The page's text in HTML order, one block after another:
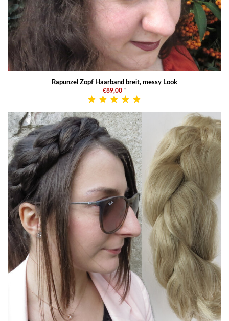
Rapunzel Zopf Haarband breit, messy Look
€89,00 *